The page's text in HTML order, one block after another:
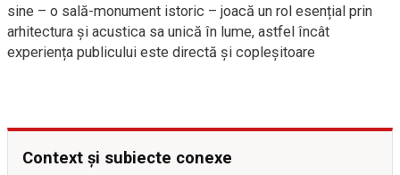
sine – o sală-monument istoric – joacă un rol esențial prin
arhitectura și acustica sa unică în lume, astfel încât
experiența publicului este directă și copleșitoare
Context și subiecte conexe